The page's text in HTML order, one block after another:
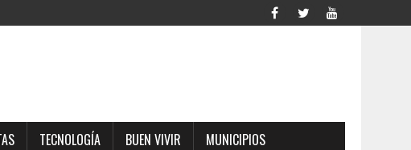
TECNOLOGÍA BUEN VIVIR MUNICIPIOS